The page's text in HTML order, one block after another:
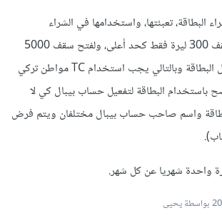
البطاقة، تعبئتها، واستخدامها في الشراء
والتسوق أونلاين، بسقف 300 ليرة فقط كحد أعلى، ولفتح سقف 5000
ليرة تحتاج إلى تسجيل البطاقة وبالتالي يجب استخدام TC مواطن تركي
باستخدام البطاقة لتفعيل حساب بيبال كي لا
واسم صاحب حساب بيبال مختلفان ويتم فرض
واحدة شهريا عن كل شهر.
بواسطة يحيى